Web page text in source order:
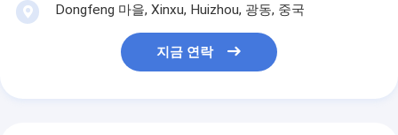
Dongfeng 마을, Xinxu, Huizhou, 광동, 중국
지금 연락